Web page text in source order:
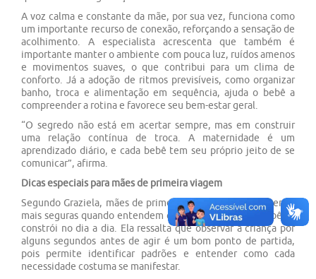
A voz calma e constante da mãe, por sua vez, funciona como
um importante recurso de conexão, reforçando a sensação de
acolhimento. A especialista acrescenta que também é
importante manter o ambiente com pouca luz, ruídos amenos
e movimentos suaves, o que contribui para um clima de
conforto. Já a adoção de ritmos previsíveis, como organizar
banho, troca e alimentação em sequência, ajuda o bebê a
compreender a rotina e favorece seu bem-estar geral.
“O segredo não está em acertar sempre, mas em construir
uma relação contínua de troca. A maternidade é um
aprendizado diário, e cada bebê tem seu próprio jeito de se
comunicar”, afirma.
Dicas especiais para mães de primeira viagem
Segundo Graziela, mães de primeira viagem podem se sentir
mais seguras quando entendem que a relação com o bebê se
constrói no dia a dia. Ela ressalta que observar a criança por
alguns segundos antes de agir é um bom ponto de partida,
pois permite identificar padrões e entender como cada
necessidade costuma se manifestar.